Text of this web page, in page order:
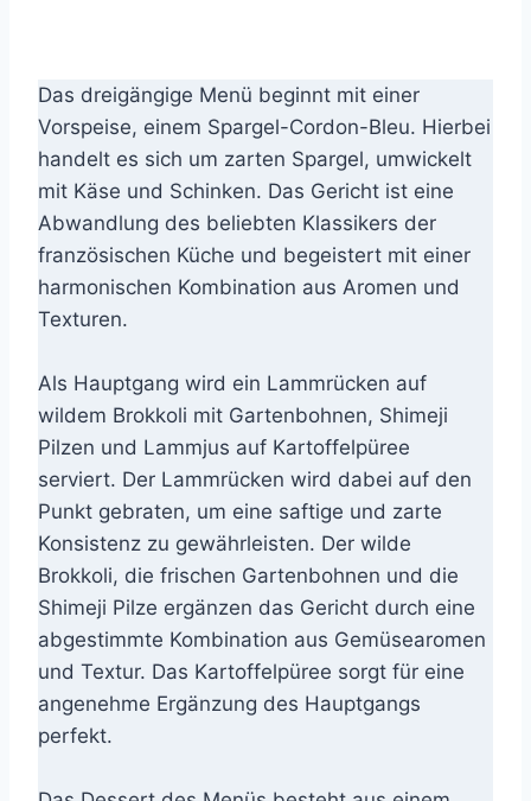
Das dreigängige Menü beginnt mit einer
Vorspeise, einem Spargel-Cordon-Bleu. Hierbei
handelt es sich um zarten Spargel, umwickelt
mit Käse und Schinken. Das Gericht ist eine
Abwandlung des beliebten Klassikers der
französischen Küche und begeistert mit einer
harmonischen Kombination aus Aromen und
Texturen.
Als Hauptgang wird ein Lammrücken auf
wildem Brokkoli mit Gartenbohnen, Shimeji
Pilzen und Lammjus auf Kartoffelpüree
serviert. Der Lammrücken wird dabei auf den
Punkt gebraten, um eine saftige und zarte
Konsistenz zu gewährleisten. Der wilde
Brokkoli, die frischen Gartenbohnen und die
Shimeji Pilze ergänzen das Gericht durch eine
abgestimmte Kombination aus Gemüsearomen
und Textur. Das Kartoffelpüree sorgt für eine
angenehme Ergänzung des Hauptgangs
perfekt.